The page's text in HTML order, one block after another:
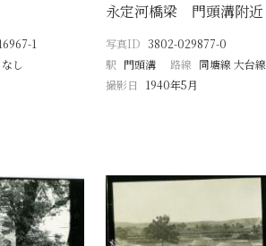
1
なし
永定河橋梁 門頭溝附近
写真ID 3802-029877-0
駅 門頭溝 路線 同塘線 大台線
撮影日
1940年5月